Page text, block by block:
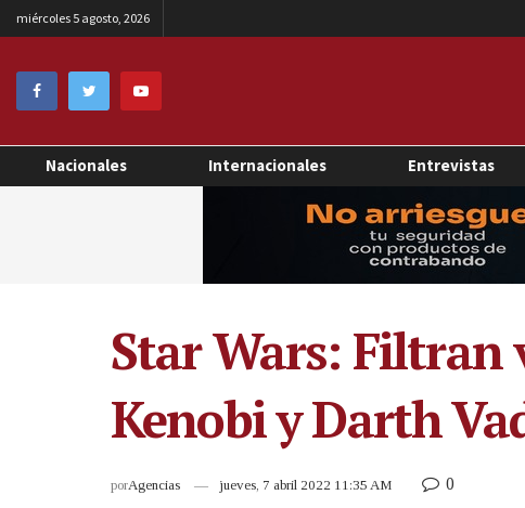
miércoles 5 agosto, 2026
Nacionales Internacionales Entrevistas
Star Wars: Filtran
Kenobi y Darth
porAgencias jueves, 7 abril 2022 11:35 AM 0